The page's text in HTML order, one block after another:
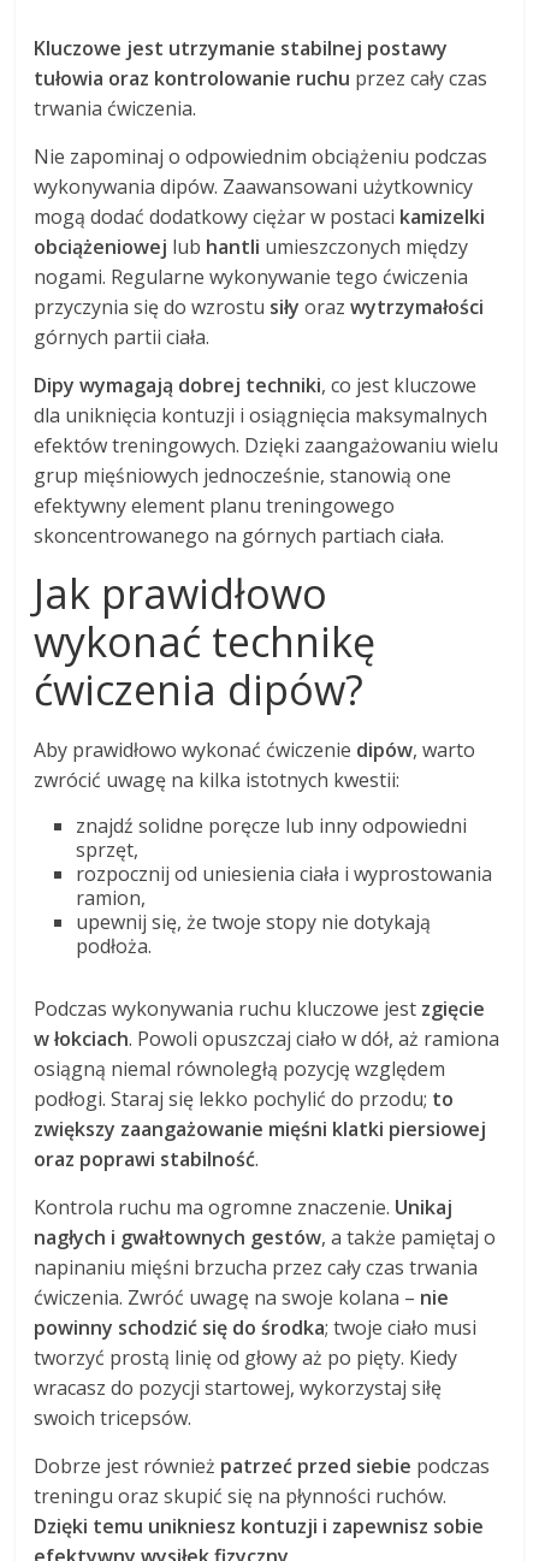
Kluczowe jest utrzymanie stabilnej postawy
tułowia oraz kontrolowanie ruchu przez cały czas
trwania ćwiczenia.
Nie zapominaj o odpowiednim obciążeniu podczas
wykonywania dipów. Zaawansowani użytkownicy
mogą dodać dodatkowy ciężar w postaci kamizelki
obciążeniowej lub hantli umieszczonych między
nogami. Regularne wykonywanie tego ćwiczenia
przyczynia się do wzrostu siły orazwytrzymałości
górnych partii ciała.
Dipy wymagają dobrej techniki, co jest kluczowe
dla uniknięcia kontuzji i osiągnięcia maksymalnych
efektów treningowych. Dzięki zaangażowaniu wielu
grup mięśniowych jednocześnie, stanowią one
efektywny element planu treningowego
skoncentrowanego na górnych partiach ciała.
Jak prawidłowo
wykonać technikę
ćwiczenia dipów?
Aby prawidłowo wykonać ćwiczenie dipów, warto
zwrócić uwagę na kilka istotnych kwestii:
znajdź solidne poręcze lub inny odpowiedni
sprzęt,
rozpocznij od uniesienia ciała i wyprostowania
ramion,
upewnij się, że twoje stopy nie dotykają
podłoża.
Podczas wykonywania ruchu kluczowe jest zgięcie
w łokciach. Powoli opuszczaj ciało w dół, aż ramiona
osiągną niemal równoległą pozycję względem
podłogi. Staraj się lekko pochylić do przodu; to
zwiększy zaangażowanie mięśni klatki piersiowej
oraz poprawi stabilność.
Kontrola ruchu ma ogromne znaczenie. Unikaj
nagłych i gwałtownych gestów, a także pamiętaj o
napinaniu mięśni brzucha przez cały czas trwania
ćwiczenia. Zwróć uwagę na swoje kolana – nie
powinny schodzić się do środka; twoje ciało musi
tworzyć prostą linię od głowy aż po pięty. Kiedy
wracasz do pozycji startowej, wykorzystaj siłę
swoich tricepsów.
Dobrze jest również patrzeć przed siebie podczas
treningu oraz skupić się na płynności ruchów.
Dzięki temu unikniesz kontuzji i zapewnisz sobie